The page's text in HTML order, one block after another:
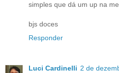
simples que dá um up na
bjs doces
Responder
Luci Cardinelli 2 de